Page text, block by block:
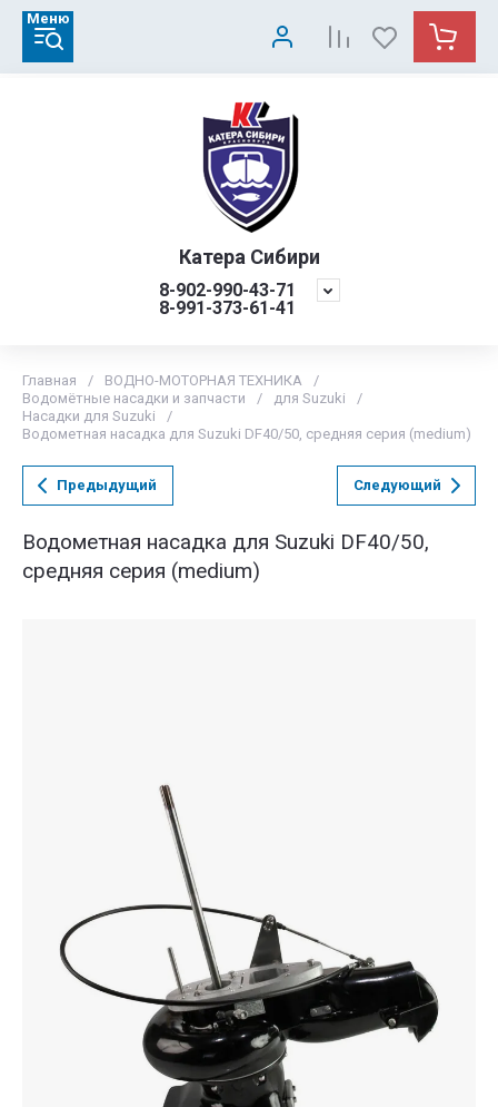
Катера Сибири
8-902-990-43-71
8-991-373-61-41
Меню
Главная / ВОДНО-МОТОРНАЯ ТЕХНИКА
/
Водомётные насадки и запчасти
/ для Suzuki
/
Насадки для Suzuki
/
Водометная насадка для Suzuki DF40/50, средняя серия (medium)
Предыдущий Следующий
Водометная насадка для Suzuki DF40/50,
средняя серия (medium)